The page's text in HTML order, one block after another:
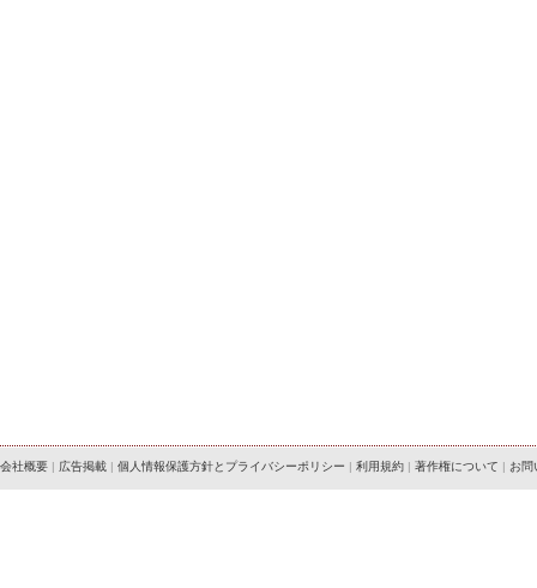
会社概要 | 広告掲載 | 個人情報保護方針とプライバシーポリシー | 利用規約 | 著作権について | お問